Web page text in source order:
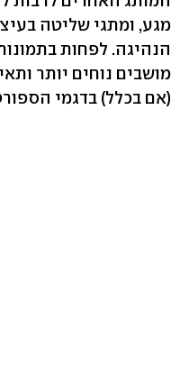
מגע, ומתגי שליטה
מושבים נוחים יותר
(אם בכלל) בדגמי